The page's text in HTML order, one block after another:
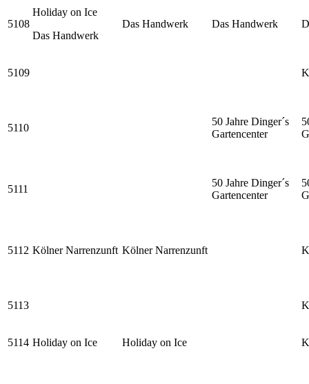
5108
Holiday on Ice
Das Handwerk
Das Handwerk Das Handwerk
5109
5110
50 Jahre Dinger´s
Gartencenter
5111
50 Jahre Dinger´s
Gartencenter
5112 Kölner Narrenzunft Kölner Narrenzunft
5113
5114 Holiday on Ice Holiday on Ice